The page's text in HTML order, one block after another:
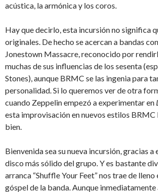
acústica, la armónica y los coros.
Hay que decirlo, esta incursión no significa
originales. De hecho se acercan a bandas
Jonestown Massacre, reconocido por
muchas de sus influencias de los sesenta
Stones), aunque BRMC se las ingenia para
personalidad. Si lo queremos ver de otra
cuando Zeppelin empezó a experimentar en
esta improvisación en nuevos estilos BRMC
bien.
Bienvenida sea su nueva incursión, gracias a
disco más sólido del grupo. Y es bastante
arranca “Shuffle Your Feet” nos trae de lleno
góspel de la banda. Aunque inmediatamente